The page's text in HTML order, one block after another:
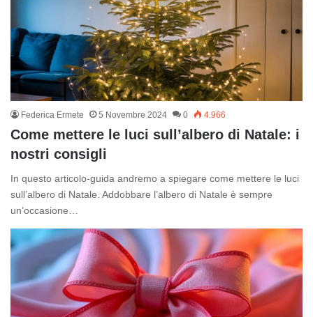
Federica Ermete 5 Novembre 2024 0 4.966
Come mettere le luci sull’albero di Natale: i
nostri consigli
In questo articolo-guida andremo a spiegare come mettere le luci
sull’albero di Natale. Addobbare l’albero di Natale è sempre
un’occasione…